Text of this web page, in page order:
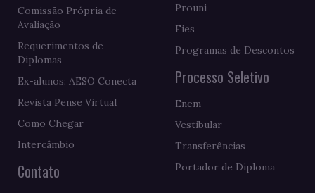
Comissão Própria de
Avaliação
Requerimentos de
Diplomas
Ex-alunos: AESO Conecta
Revista Pense Virtual
Como Chegar
Intercâmbio
Contato
Prouni
Fies
Programas de Descontos
Processo Seletivo
Enem
Vestibular
Transferências
Portador de Diploma